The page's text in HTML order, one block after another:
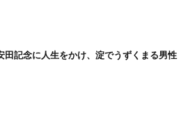
田記念に人生をかけ、淀でうずくまる男性